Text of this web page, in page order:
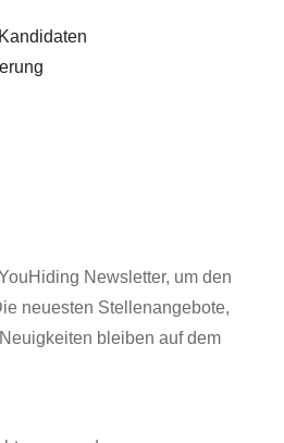
Newsletter, um den
neuesten Stellenangebote,
bleiben auf dem